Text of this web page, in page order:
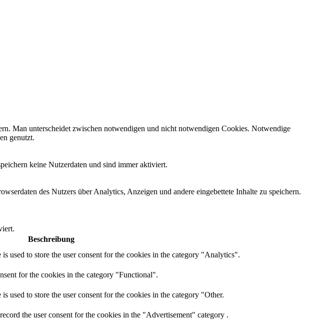
Man unterscheidet zwischen notwendigen und nicht notwendigen Cookies. Notwendige
genutzt.
keine Nutzerdaten und sind immer aktiviert.
des Nutzers über Analytics, Anzeigen und andere eingebettete Inhalte zu speichern.
Beschreibung
used to store the user consent for the cookies in the category "Analytics".
for the cookies in the category "Functional".
to store the user consent for the cookies in the category "Other.
the user consent for the cookies in the "Advertisement" category .